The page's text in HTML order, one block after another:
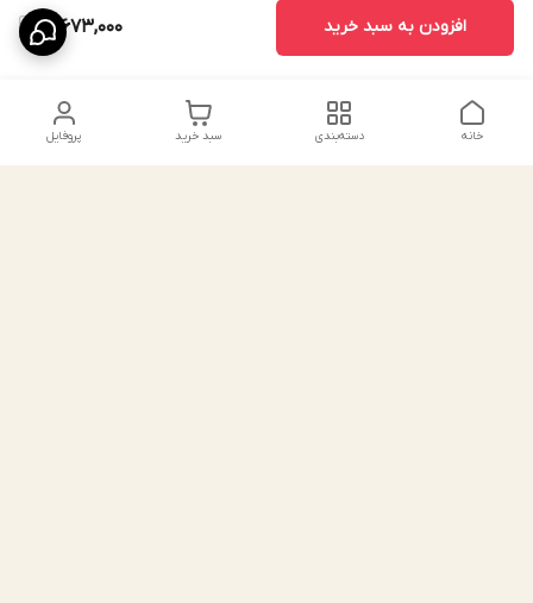
12,673,000 افزودن به سبد خرید
پروفایل سبد خرید دسته‌بندی خانه